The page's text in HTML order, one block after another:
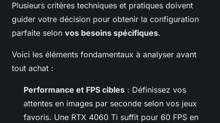
Plusieurs critères techniques et pratiques doivent
guider votre décision pour obtenir la configuration
parfaite selon vos besoins spécifiques.
Voici les éléments fondamentaux à analyser avant
tout achat :
Performance et FPS cibles : Définissez vos
attentes en images par seconde selon vos jeux
favoris. Une RTX 4060 Ti suffit pour 60 FPS en